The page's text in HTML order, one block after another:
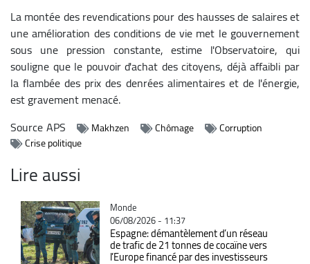
La montée des revendications pour des hausses de salaires et
une amélioration des conditions de vie met le gouvernement
sous une pression constante, estime l'Observatoire, qui
souligne que le pouvoir d'achat des citoyens, déjà affaibli par
la flambée des prix des denrées alimentaires et de l'énergie,
est gravement menacé.
SourceAPS Makhzen Chômage
Corruption
Crise politique
Lire aussi
Catégorie
Monde
06/08/2026 - 11:37
Espagne: démantèlement d’un réseau
de trafic de 21 tonnes de cocaïne vers
l’Europe financé par des investisseurs